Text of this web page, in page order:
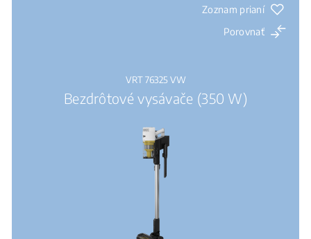
Zoznam prianí
Porovnať
VRT 76325 VW
Bezdrôtové vysávače (350 W)